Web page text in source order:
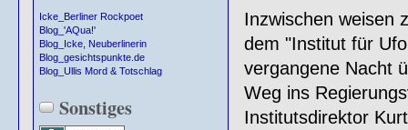
Icke_Berliner Rockpoet
Blog_'AQua!'
Blog_Icke, Neuberlinerin
Blog_gesichtspunkte.de
Blog_Ullis Mord & Totschlag
Sonstiges
Inzwischen weisen
dem "Institut für
vergangene Nacht
Weg ins
Institutsdirektor